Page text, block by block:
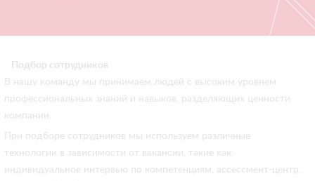
Подбор сотрудников
В нашу команду мы принимаем людей с высоким уровнем
профессиональных знаний и навыков, разделяющих ценности
компании.
При подборе сотрудников мы используем различные
технологии в зависимости от вакансии, такие как:
индивидуальное интервью по компетенциям, ассессмент-центр,